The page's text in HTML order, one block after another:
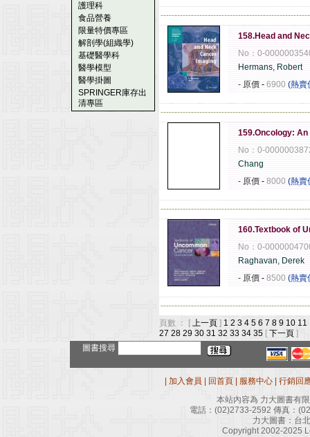
護理科
食品營養
限量特價專區
解剖學(組織學)
基礎醫學科
醫學模型
醫學掛圖
SPRINGER庫存出
清專區
158.Head and
No：0-
Hermans, Robert
- 原價 - 6900 (熱賣
159.Oncology:
No：0-
Chang
- 原價 - 8000 (熱賣
160.Textbook of
No：0-
Raghavan, Derek
- 原價 - 8500 (熱賣
頁數 ： [ 上一頁 ] 1 2 3 4 5 6 7 8 9 10 11
27 28 29 30 31 32 33 34 35 [ 下一頁 ]
圖書搜尋
加入會員 回首頁 服務中心
行銷回
本站內容為 力大圖書有
電話： (02)2733-2592 傳真：
力大圖書：台
Copyright 2002-2025